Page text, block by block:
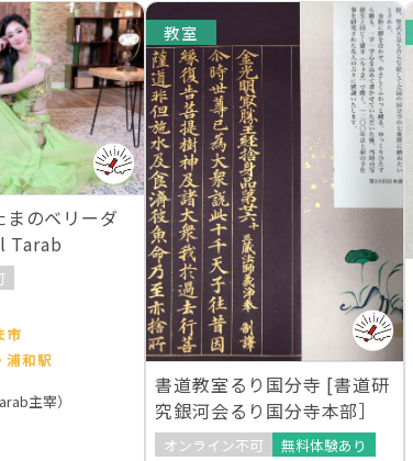
のベリーダ
Tarab
市
浦和駅
主宰）
教室
書道教室るり国分寺 [書道研
究銀河会るり国分寺本部］
オンライン不可
無料体験あり